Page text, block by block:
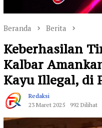
Beranda Berita
Keberhasilan
Kalbar
Kayu Illegal, di
Redaksi
23 Maret 2025
992 Dilihat